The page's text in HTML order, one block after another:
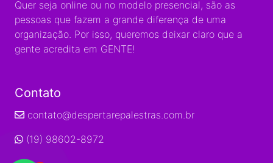
Quer seja online ou no modelo presencial, são as
pessoas que fazem a grande diferença de uma
organização. Por isso, queremos deixar claro que a
gente acredita em GENTE!
Contato
contato@despertarepalestras.com.br
(19) 98602-8972